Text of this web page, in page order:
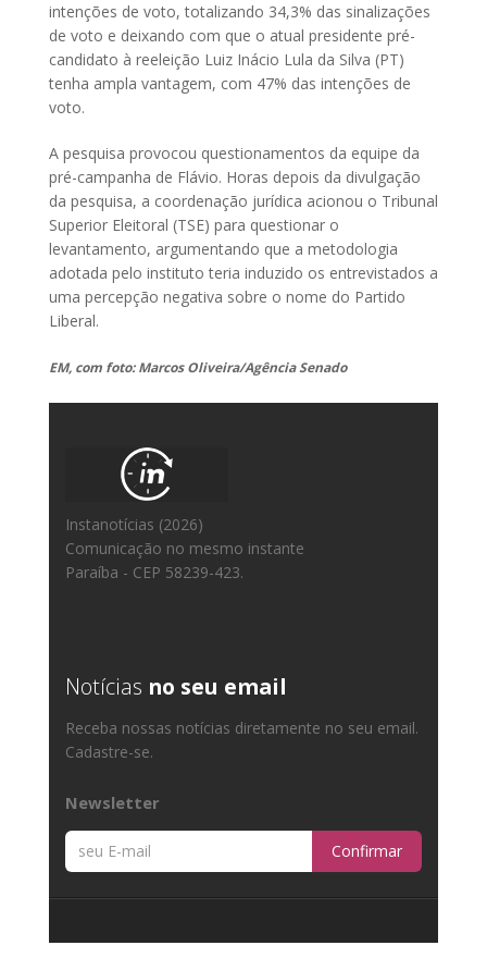
intenções de voto, totalizando 34,3% das sinalizações
de voto e deixando com que o atual presidente pré-
candidato à reeleição Luiz Inácio Lula da Silva (PT)
tenha ampla vantagem, com 47% das intenções de
voto.
A pesquisa provocou questionamentos da equipe da
pré-campanha de Flávio. Horas depois da divulgação
da pesquisa, a coordenação jurídica acionou o Tribunal
Superior Eleitoral (TSE) para questionar o
levantamento, argumentando que a metodologia
adotada pelo instituto teria induzido os entrevistados a
uma percepção negativa sobre o nome do Partido
Liberal.
EM, com foto: Marcos Oliveira/Agência Senado
Instanotícias (2026)
Comunicação no mesmo instante
Paraíba - CEP 58239-423.
Notícias no seu email
Receba nossas notícias diretamente no seu email.
Cadastre-se.
Newsletter
Confirmar